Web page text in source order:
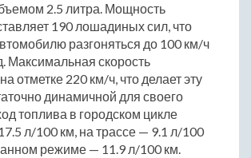
2.5 литра. Мощность
190 лошадиных сил, что
разгоняться до 100 км/ч
Максимальная скорость
отметке 220 км/ч, что делает эту
динамичной для своего
топлива в городском цикле
л/100 км, на трассе — 9.1 л/100
режиме — 11.9 л/100 км.